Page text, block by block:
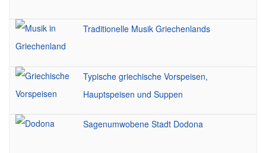
Traditionelle Musik Griechenlands
Typische griechische Vorspeisen,
Hauptspeisen und Suppen
Sagenumwobene Stadt Dodona